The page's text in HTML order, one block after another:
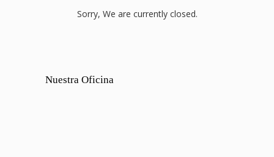
Sorry, We are currently closed.
Nuestra Oficina